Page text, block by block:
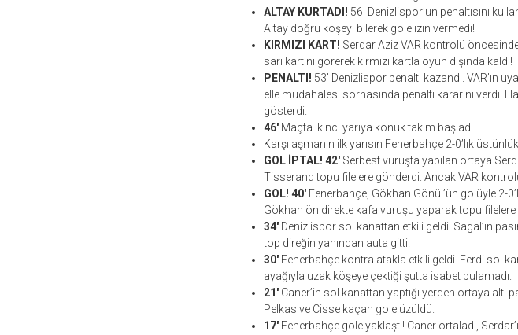
ALTAY KURTADI! 56′ Denizlispor’un penaltısını
Altay doğru köşeyi bilerek gole izin vermedi!
KIRMIZI KART! Serdar Aziz VAR kontrolü
sarı kartını görerek kırmızı kartla oyun dışında kaldı!
PENALTI! 53′ Denizlispor penaltı kazandı. VAR’ın
elle müdahalesi sornasında penaltı kararını verdi.
gösterdi.
46′Maçta ikinci yarıya konuk takım başladı.
Karşılaşmanın ilk yarısın Fenerbahçe 2-0’lık
GOL İPTAL! 42′Serbest vuruşta yapılan ortaya
Tisserand topu filelere gönderdi. Ancak VAR
GOL! 40′Fenerbahçe, Gökhan Gönül’ün golüyle 2-
Gökhan ön direkte kafa vuruşu yaparak topu filelere
34′Denizlispor sol kanattan etkili geldi. Sagal’ın
top direğin yanından auta gitti.
30′Fenerbahçe kontra atakla etkili geldi. Ferdi sol
ayağıyla uzak köşeye çektiği şutta isabet bulamadı.
21′Caner’in sol kanattan yaptığı yerden ortaya altı
Pelkas ve Cisse kaçan gole üzüldü.
17′Fenerbahçe gole yaklaştı! Caner ortaladı,